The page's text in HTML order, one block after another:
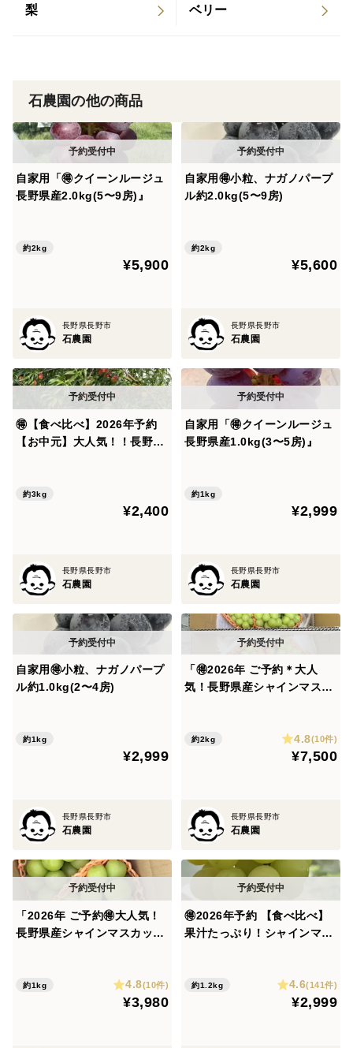
梨 ベリー
石農園の他の商品
自家用「🉐クイーンルージュ
長野県産2.0kg(5〜9房)』
約2kg
¥5,900
長野県長野市
石農園
自家用🉐小粒、ナガノパープ
ル約2.0kg(5〜9房)
約2kg
¥5,600
長野県長野市
石農園
🉐【食べ比べ】2026年予約
【お中元】大人気！！長野県
約3kg
¥2,400
長野県長野市
石農園
自家用「🉐クイーンルージュ
長野県産1.0kg(3〜5房)』
約1kg
¥2,999
長野県長野市
石農園
自家用🉐小粒、ナガノパープ
ル約1.0kg(2〜4房)
約1kg
¥2,999
長野県長野市
石農園
「🉐2026年 ご予約＊大人
気！長野県産シャインマスカ
約2kg 4.8(10件)
¥7,500
長野県長野市
石農園
「2026年 ご予約🉐大人気！
長野県産シャインマスカット
約1kg 4.8(10件)
¥3,980
🉐2026年予約 【食べ比べ】
果汁たっぷり！シャインマス
約1.2kg 4.6(141件)
¥2,999